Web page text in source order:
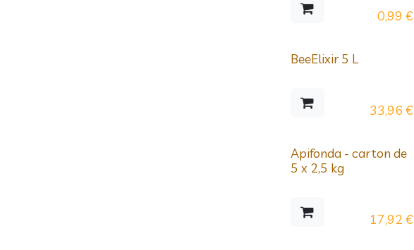
0,99 €
BeeElixir 5 L
33,96 €
Prix dégressifs
Apifonda - carton de
5 x 2,5 kg
17,92 €